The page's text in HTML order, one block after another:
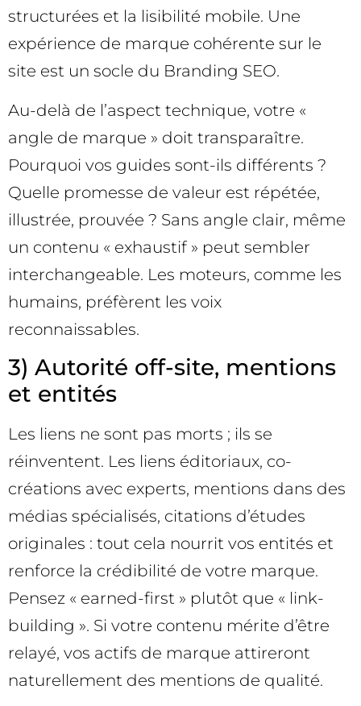
structurées et la lisibilité mobile. Une
expérience de marque cohérente sur le
site est un socle du Branding SEO.
Au-delà de l’aspect technique, votre «
angle de marque » doit transparaître.
Pourquoi vos guides sont-ils différents ?
Quelle promesse de valeur est répétée,
illustrée, prouvée ? Sans angle clair, même
un contenu « exhaustif » peut sembler
interchangeable. Les moteurs, comme les
humains, préfèrent les voix
reconnaissables.
3) Autorité off-site, mentions
et entités
Les liens ne sont pas morts ; ils se
réinventent. Les liens éditoriaux, co-
créations avec experts, mentions dans des
médias spécialisés, citations d’études
originales : tout cela nourrit vos entités et
renforce la crédibilité de votre marque.
Pensez « earned-first » plutôt que « link-
building ». Si votre contenu mérite d’être
relayé, vos actifs de marque attireront
naturellement des mentions de qualité.